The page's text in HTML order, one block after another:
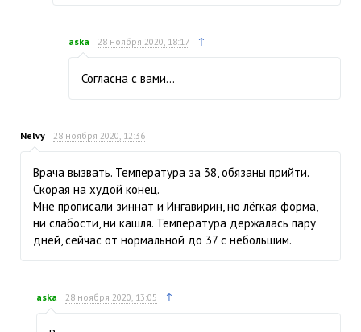
aska 28 ноября 2020, 18:17 ↑
Согласна с вами…
Nelvy 28 ноября 2020, 12:36
Врача вызвать. Температура за 38, обязаны прийти.
Скорая на худой конец.
Мне прописали зиннат и Ингавирин, но лёгкая форма,
ни слабости, ни кашля. Температура держалась пару
дней, сейчас от нормальной до 37 с небольшим.
aska 28 ноября 2020, 13:05 ↑